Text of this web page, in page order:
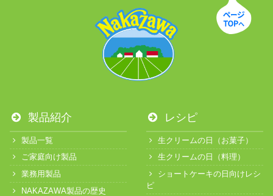
製品紹介
製品一覧
ご家庭向け製品
業務用製品
NAKAZAWA製品の歴史
レシピ
生クリームの日（お菓子）
生クリームの日（料理）
ショートケーキの日向けレシ
ピ